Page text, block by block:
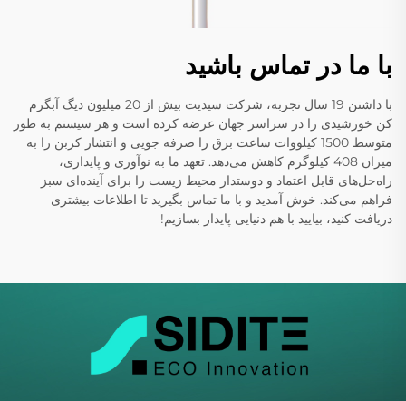
با ما در تماس باشید
با داشتن 19 سال تجربه، شرکت سیدیت بیش از 20 میلیون دیگ آبگرم
کن خورشیدی را در سراسر جهان عرضه کرده است و هر سیستم به طور
متوسط 1500 کیلووات ساعت برق را صرفه جویی و انتشار کربن را به
میزان 408 کیلوگرم کاهش می‌دهد. تعهد ما به نوآوری و پایداری،
راه‌حل‌های قابل اعتماد و دوستدار محیط زیست را برای آینده‌ای سبز
فراهم می‌کند. خوش آمدید و با ما تماس بگیرید تا اطلاعات بیشتری
دریافت کنید، بیایید با هم دنیایی پایدار بسازیم!